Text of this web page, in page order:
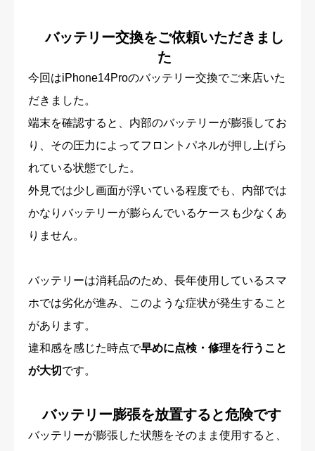
バッテリー交換をご依頼いただきまし
た
今回はiPhone14Proのバッテリー交換でご来店いた
だきました。
端末を確認すると、内部のバッテリーが膨張してお
り、その圧力によってフロントパネルが押し上げら
れている状態でした。
外見では少し画面が浮いている程度でも、内部では
かなりバッテリーが膨らんでいるケースも少なくあ
りません。
バッテリーは消耗品のため、長年使用しているスマ
ホでは劣化が進み、このような症状が発生すること
があります。
違和感を感じた時点で早めに点検・修理を行うこと
が大切です。
バッテリー膨張を放置すると危険です
バッテリーが膨張した状態をそのまま使用すると、